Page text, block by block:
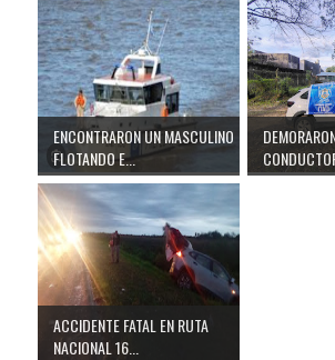
ENCONTRARON UN MASCULINO
FLOTANDO E...
ACCIDENTE FATAL EN RUTA
NACIONAL 16...